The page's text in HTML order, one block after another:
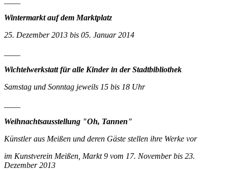
Wintermarkt auf dem Marktplatz
25. Dezember 2013 bis 05. Januar 2014
Wichtelwerkstatt für alle Kinder in der Stadtbibliothek
Samstag und Sonntag jeweils 15 bis 18 Uhr
Weihnachtsausstellung "Oh, Tannen"
Künstler aus Meißen und deren Gäste stellen ihre Werke vor
im Kunstverein Meißen, Markt 9 vom 17. November bis 23.
Dezember 2013